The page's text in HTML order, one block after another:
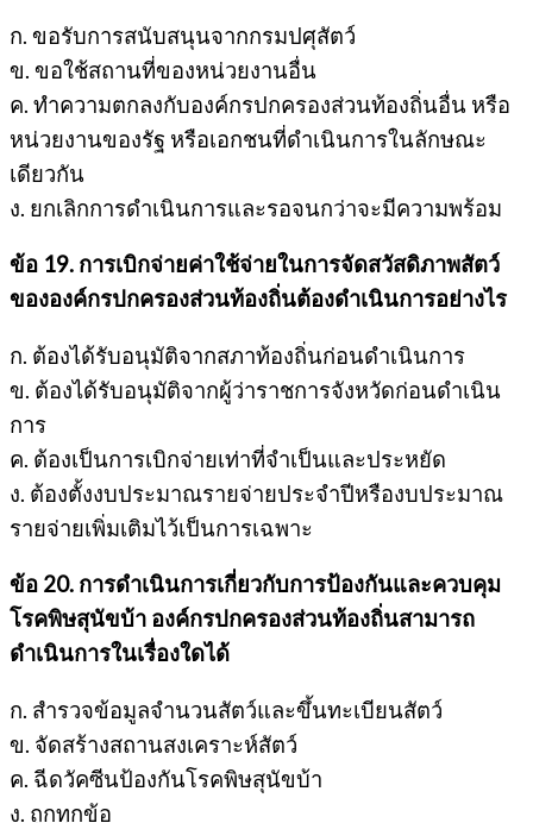
ก. ขอรับการสนับสนุนจากกรมปศุสัตว์
ข. ขอใช้สถานที่ของหน่วยงานอื่น
ค. ทำความตกลงกับองค์กรปกครองส่วนท้องถิ่นอื่น หรือ
หน่วยงานของรัฐ หรือเอกชนที่ดำเนินการในลักษณะ
เดียวกัน
ง. ยกเลิกการดำเนินการและรอจนกว่าจะมีความพร้อม
ข้อ 19. การเบิกจ่ายค่าใช้จ่ายในการจัดสวัสดิภาพสัตว์
ขององค์กรปกครองส่วนท้องถิ่นต้องดำเนินการอย่างไร
ก. ต้องได้รับอนุมัติจากสภาท้องถิ่นก่อนดำเนินการ
ข. ต้องได้รับอนุมัติจากผู้ว่าราชการจังหวัดก่อนดำเนิน
การ
ค. ต้องเป็นการเบิกจ่ายเท่าที่จำเป็นและประหยัด
ง. ต้องตั้งงบประมาณรายจ่ายประจำปีหรืองบประมาณ
รายจ่ายเพิ่มเติมไว้เป็นการเฉพาะ
ข้อ 20. การดำเนินการเกี่ยวกับการป้องกันและควบคุม
โรคพิษสุนัขบ้า องค์กรปกครองส่วนท้องถิ่นสามารถ
ดำเนินการในเรื่องใดได้
ก. สำรวจข้อมูลจำนวนสัตว์และขึ้นทะเบียนสัตว์
ข. จัดสร้างสถานสงเคราะห์สัตว์
ค. ฉีดวัคซีนป้องกันโรคพิษสุนัขบ้า
ง. ถูกทุกข้อ